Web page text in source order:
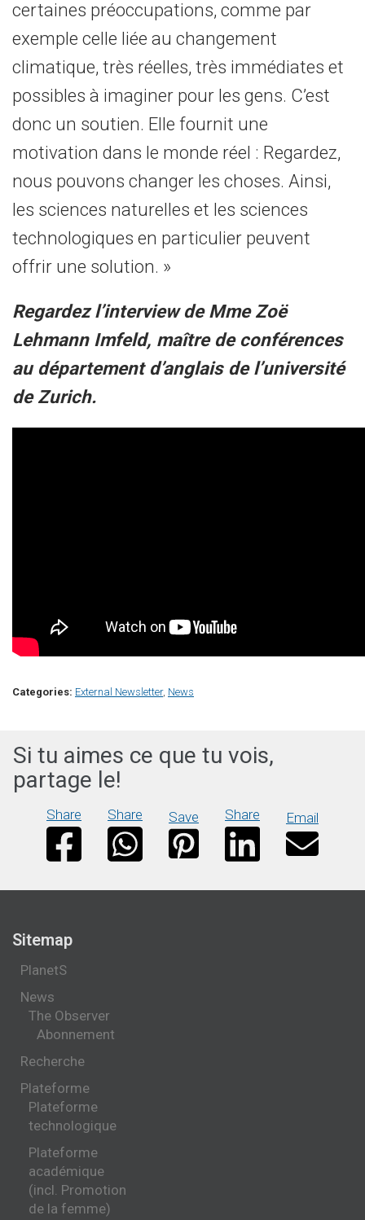
certaines préoccupations, comme par
exemple celle liée au changement
climatique, très réelles, très immédiates et
possibles à imaginer pour les gens. C’est
donc un soutien. Elle fournit une
motivation dans le monde réel : Regardez,
nous pouvons changer les choses. Ainsi,
les sciences naturelles et les sciences
technologiques en particulier peuvent
offrir une solution. »
Regardez l’interview de Mme Zoë
Lehmann Imfeld, maître de conférences
au département d’anglais de l’université
de Zurich.
Categories: External Newsletter, News
Si tu aimes ce que tu vois,
partage le!
Share Share Save Share Email
Sitemap
PlanetS
News
The Observer
Abonnement
Recherche
Plateforme
Plateforme
technologique
Plateforme
académique
(incl. Promotion
de la femme)